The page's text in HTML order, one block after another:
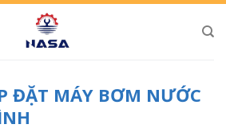
ĐẶT MÁY BƠM NƯỚC